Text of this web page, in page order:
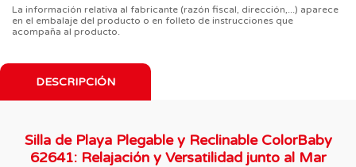
La información relativa al fabricante (razón fiscal, dirección,...) aparece
en el embalaje del producto o en folleto de instrucciones que
acompaña al producto.
DESCRIPCIÓN
Silla de Playa Plegable y Reclinable ColorBaby
62641: Relajación y Versatilidad junto al Mar